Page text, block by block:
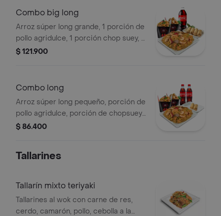
Combo big long
Arroz súper long grande, 1 porción de
pollo agridulce, 1 porción chop suey, 4
lumpias, 1 coca cola 1.5 l. ideal para 4
$ 121.900
Combo long
Arroz súper long pequeño, porción de
pollo agridulce, porción de chopsuey,
2 lumpias, 2 coca cola 400 ml., ideal
$ 86.400
Tallarines
Tallarín mixto teriyaki
Tallarines al wok con carne de res,
cerdo, camarón, pollo, cebolla a la